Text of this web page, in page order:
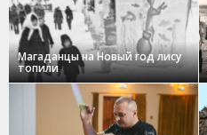
Магаданцы на Новый год лису
топили